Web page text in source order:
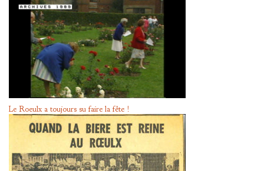
Le Roeulx a toujours su faire la fête !